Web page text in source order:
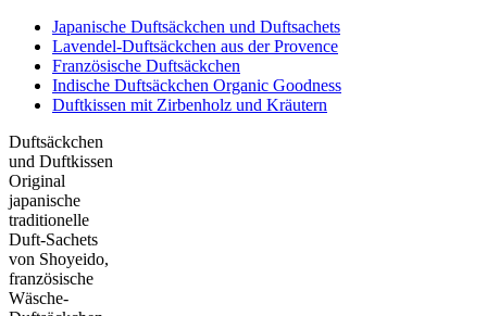
Japanische Duftsäckchen und Duftsachets
Lavendel-Duftsäckchen aus der Provence
Französische Duftsäckchen
Indische Duftsäckchen Organic Goodness
Duftkissen mit Zirbenholz und Kräutern
Duftsäckchen
und Duftkissen
Original
japanische
traditionelle
Duft-Sachets
von Shoyeido,
französische
Wäsche-